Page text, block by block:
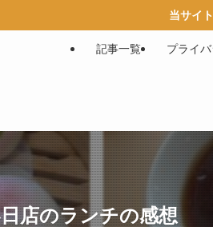
当サイ
記事一覧 プライ
店のランチの感想